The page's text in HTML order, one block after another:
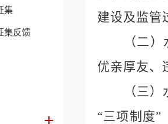
集
集反馈
建设及监管
（二
优亲厚友、
（三
“三项制度